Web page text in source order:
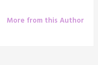
More from this Author